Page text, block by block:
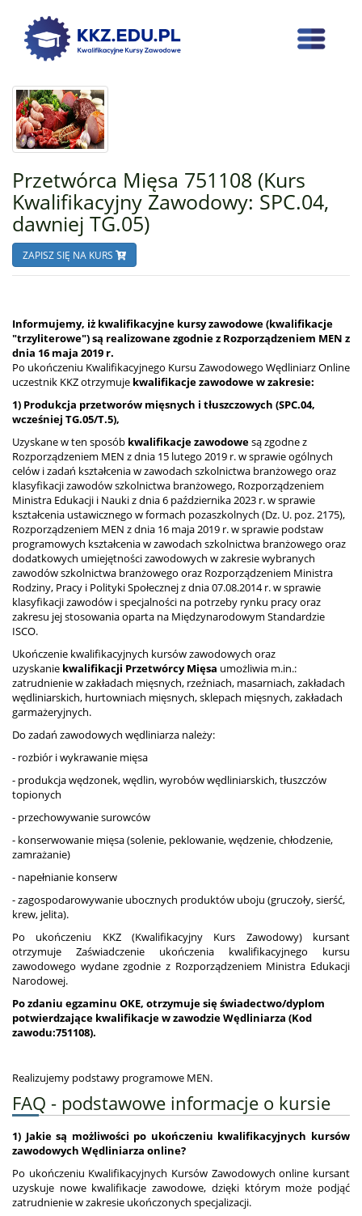
Przetwórca Mięsa 751108 (Kurs
Kwalifikacyjny Zawodowy: SPC.04,
dawniej TG.05)
ZAPISZ SIĘ NA KURS
Informujemy, iż kwalifikacyjne kursy zawodowe (kwalifikacje
"trzyliterowe") są realizowane zgodnie z Rozporządzeniem MEN z
dnia 16 maja 2019 r.
Po ukończeniu Kwalifikacyjnego Kursu Zawodowego Wędliniarz Online
uczestnik KKZ otrzymuje kwalifikacje zawodowe w zakresie:
1) Produkcja przetworów mięsnych i tłuszczowych (SPC.04,
wcześniej TG.05/T.5),
Uzyskane w ten sposób kwalifikacje zawodowesą zgodne z
Rozporządzeniem MEN z dnia 15 lutego 2019 r. w sprawie ogólnych
celów i zadań kształcenia w zawodach szkolnictwa branżowego oraz
klasyfikacji zawodów szkolnictwa branżowego, Rozporządzeniem
Ministra Edukacji i Nauki z dnia 6 października 2023 r. w sprawie
kształcenia ustawicznego w formach pozaszkolnych (Dz. U. poz. 2175),
Rozporządzeniem MEN z dnia 16 maja 2019 r. w sprawie podstaw
programowych kształcenia w zawodach szkolnictwa branżowego oraz
dodatkowych umiejętności zawodowych w zakresie wybranych
zawodów szkolnictwa branżowego oraz Rozporządzeniem Ministra
Rodziny, Pracy i Polityki Społecznej z dnia 07.08.2014 r. w sprawie
klasyfikacji zawodów i specjalności na potrzeby rynku pracy oraz
zakresu jej stosowania oparta na Międzynarodowym Standardzie
ISCO.
Ukończenie kwalifikacyjnych kursów zawodowych oraz
uzyskanie kwalifikacji Przetwórcy Mięsa umożliwia m.in.:
zatrudnienie w zakładach mięsnych, rzeźniach, masarniach, zakładach
wędliniarskich, hurtowniach mięsnych, sklepach mięsnych, zakładach
garmażeryjnych.
Do zadań zawodowych wędliniarza należy:
- rozbiór i wykrawanie mięsa
- produkcja wędzonek, wędlin, wyrobów wędliniarskich, tłuszczów
topionych
- przechowywanie surowców
- konserwowanie mięsa (solenie, peklowanie, wędzenie, chłodzenie,
zamrażanie)
- napełnianie konserw
- zagospodarowywanie ubocznych produktów uboju (gruczoły, sierść,
krew, jelita).
Po ukończeniu KKZ (Kwalifikacyjny Kurs Zawodowy) kursant
otrzymuje Zaświadczenie ukończenia kwalifikacyjnego kursu
zawodowego wydane zgodnie z Rozporządzeniem Ministra Edukacji
Narodowej.
Po zdaniu egzaminu OKE, otrzymuje się świadectwo/dyplom
potwierdzające kwalifikacje w zawodzie Wędliniarza (Kod
zawodu:751108).
Realizujemy podstawy programowe MEN.
FAQ - podstawowe informacje o kursie
1) Jakie są możliwości po ukończeniu kwalifikacyjnych kursów
zawodowych Wędliniarza online?
Po ukończeniu Kwalifikacyjnych Kursów Zawodowych online kursant
uzyskuje nowe kwalifikacje zawodowe, dzięki którym może podjąć
zatrudnienie w zakresie ukończonych specjalizacji.